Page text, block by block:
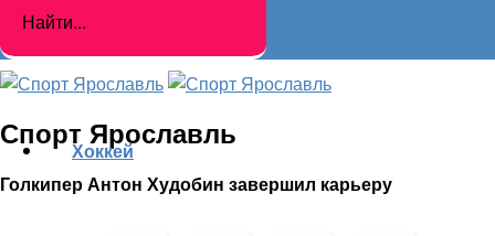
Спорт Ярославль
Голкипер Антон Худобин завершил карьеру
Хоккей